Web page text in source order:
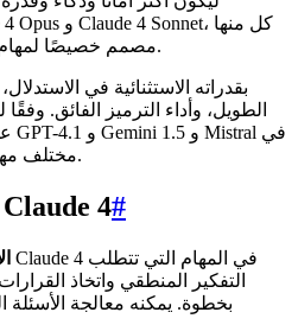
مصمم خصيصًا لمهام محددة واحتياجات المستخدم.
الطويل، وأداء الترميز الفائق.
مختلف مهام الذكاء الاصطناعي المعقدة.
الميزات الرئيسية لـ Claude 4#
التفكير المنطقي واتخاذ
بخطوة. يمكنه معالجة الأسئلة